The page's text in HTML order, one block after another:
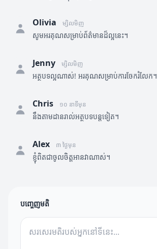
Olivia ម្សិលមិញ
សូមអរគុណសម្រាប់ព័ត៌មានដ៏ល្អនេះ។
Jenny ម្សិលមិញ
អត្ថបទល្អណាស់! អរគុណសម្រាប់ការចែករំលែក។
Chris ១០ នាទីមុន
នឹងតាមដានរាល់អត្ថបទបន្តទៀត។
Alex ៣ ថ្ងៃមុន
ខ្ញុំពិតជាចូលចិត្តអានវាណាស់។
បញ្ចេញមតិ